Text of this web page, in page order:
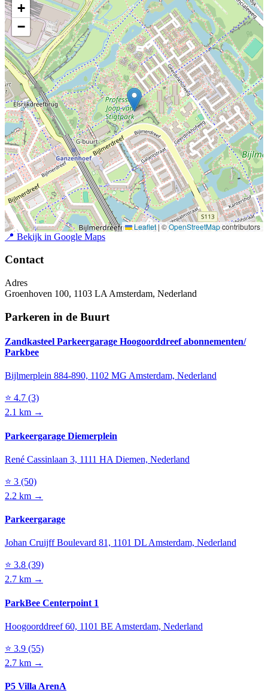
+
−
Leaflet |©OpenStreetMapcontributors
📍 Bekijk in Google Maps
Contact
Adres
Groenhoven 100, 1103 LA Amsterdam, Nederland
Parkeren in de Buurt
Zandkasteel Parkeergarage Hoogoorddreef abonnementen/
Parkbee
Bijlmerplein 884-890, 1102 MG Amsterdam, Nederland
⭐ 4.7 (3)
2.1 km →
Parkeergarage Diemerplein
René Cassinlaan 3, 1111 HA Diemen, Nederland
⭐ 3 (50)
2.2 km →
Parkeergarage
Johan Cruijff Boulevard 81, 1101 DL Amsterdam, Nederland
⭐ 3.8 (39)
2.7 km →
ParkBee Centerpoint 1
Hoogoorddreef 60, 1101 BE Amsterdam, Nederland
⭐ 3.9 (55)
2.7 km →
P5 Villa ArenA